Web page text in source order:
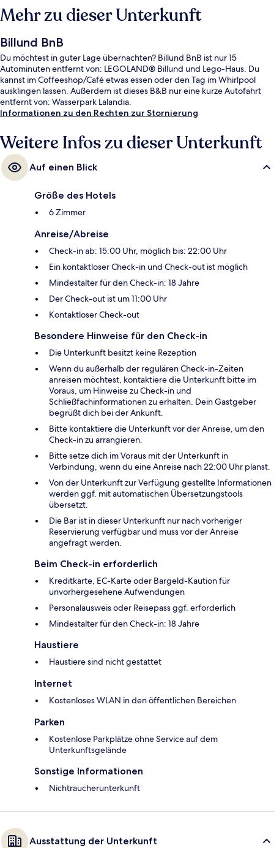
Mehr zu dieser Unterkunft
Billund BnB
Du möchtest in guter Lage übernachten? Billund BnB ist nur 15
Autominuten entfernt von: LEGOLAND® Billund und Lego-Haus. Du
kannst im Coffeeshop/Café etwas essen oder den Tag im Whirlpool
ausklingen lassen. Außerdem ist dieses B&B nur eine kurze Autofahrt
entfernt von: Wasserpark Lalandia.
Informationen zu den Rechten zur Stornierung
Weitere Infos zu dieser Unterkunft
Auf einen Blick
Größe des Hotels
6 Zimmer
Anreise/Abreise
Check-in ab: 15:00 Uhr, möglich bis: 22:00 Uhr
Ein kontaktloser Check-in und Check-out ist möglich
Mindestalter für den Check-in: 18 Jahre
Der Check-out ist um 11:00 Uhr
Kontaktloser Check-out
Besondere Hinweise für den Check-in
Die Unterkunft besitzt keine Rezeption
Wenn du außerhalb der regulären Check-in-Zeiten
anreisen möchtest, kontaktiere die Unterkunft bitte im
Voraus, um Hinweise zu Check-in und
Schließfachinformationen zu erhalten. Dein Gastgeber
begrüßt dich bei der Ankunft.
Bitte kontaktiere die Unterkunft vor der Anreise, um den
Check-in zu arrangieren.
Bitte setze dich im Voraus mit der Unterkunft in
Verbindung, wenn du eine Anreise nach 22:00 Uhr planst.
Von der Unterkunft zur Verfügung gestellte Informationen
werden ggf. mit automatischen Übersetzungstools
übersetzt.
Die Bar ist in dieser Unterkunft nur nach vorheriger
Reservierung verfügbar und muss vor der Anreise
angefragt werden.
Beim Check-in erforderlich
Kreditkarte, EC-Karte oder Bargeld-Kaution für
unvorhergesehene Aufwendungen
Personalausweis oder Reisepass ggf. erforderlich
Mindestalter für den Check-in: 18 Jahre
Haustiere
Haustiere sind nicht gestattet
Internet
Kostenloses WLAN in den öffentlichen Bereichen
Parken
Kostenlose Parkplätze ohne Service auf dem
Unterkunftsgelände
Sonstige Informationen
Nichtraucherunterkunft
Ausstattung der Unterkunft